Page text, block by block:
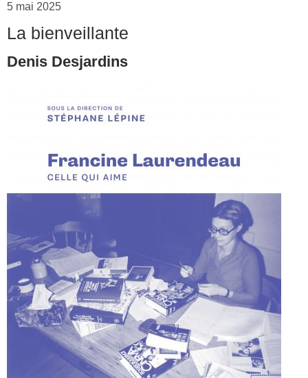
5 mai 2025
La bienveillante
Denis Desjardins